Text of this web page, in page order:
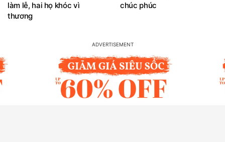
làm lễ, hai họ khóc vì
thương
chúc phúc